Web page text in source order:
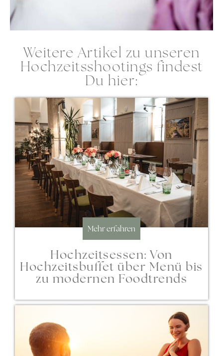
Weitere Artikel zu unseren
Hochzeitsshootings findest
Du hier:
Mehr erfahren
Hochzeitsessen: Von
Hochzeitsbuffet über Menü bis
zu modernen Foodtrends